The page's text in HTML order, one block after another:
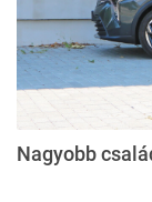
Nagyobb